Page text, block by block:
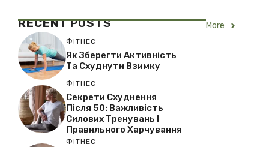
RECENTPOSTS More
ФІТНЕС
Як Зберегти Активність
Та Схуднути Взимку
ФІТНЕС
Секрети Схуднення
Після 50: Важливість
Силових Тренувань І
Правильного Харчування
ФІТНЕС